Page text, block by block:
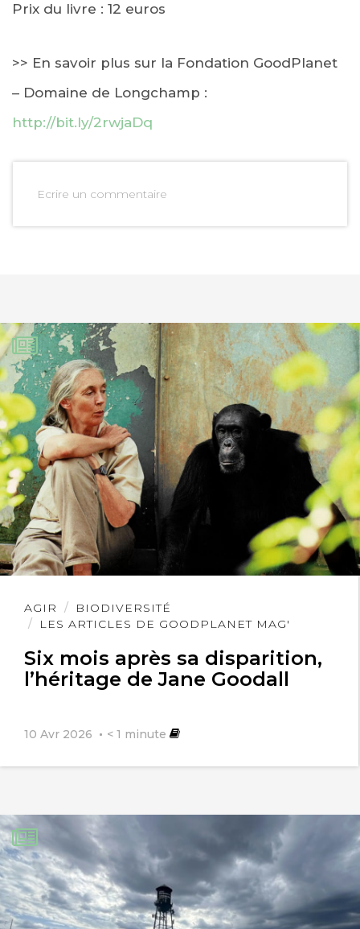
Prix du livre : 12 euros
>> En savoir plus sur la Fondation GoodPlanet
– Domaine de Longchamp :
http://bit.ly/2rwjaDq
Ecrire un commentaire
AGIR
BIODIVERSITÉ
LES ARTICLES DE GOODPLANET MAG'
Six mois après sa disparition,
l’héritage de Jane Goodall
10 Avr 2026 < 1 minute
Lire
l'article